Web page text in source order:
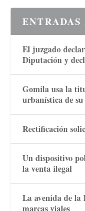
ENTRADAS
El juzgado
Diputación y
Gomila usa la
urbanística de
Rectificación
Un dispositivo
la venta ilegal
La avenida de la